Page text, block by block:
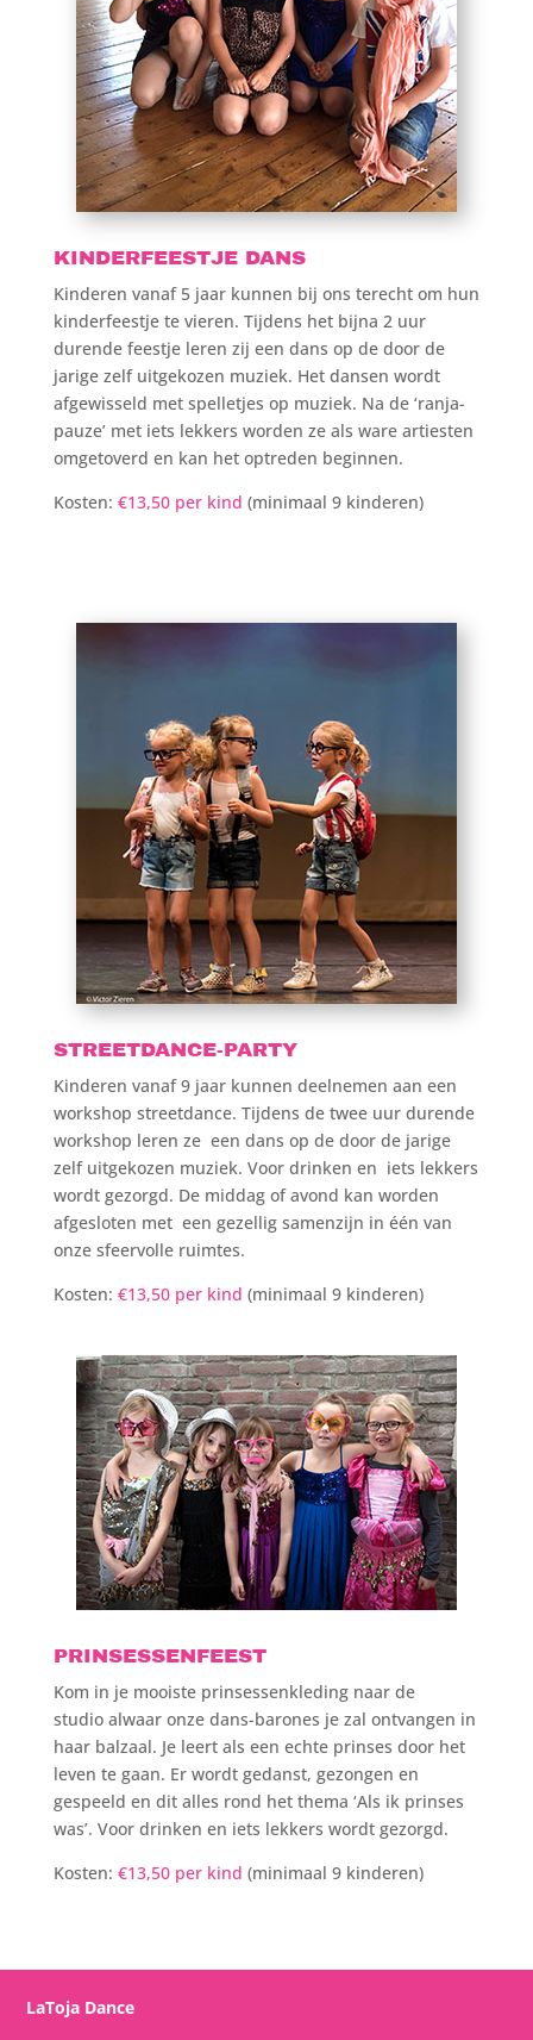
KINDERFEESTJE DANS
Kinderen vanaf 5 jaar kunnen bij ons terecht om hun
kinderfeestje te vieren. Tijdens het bijna 2 uur
durende feestje leren zij een dans op de door de
jarige zelf uitgekozen muziek. Het dansen wordt
afgewisseld met spelletjes op muziek. Na de ‘ranja-
pauze’ met iets lekkers worden ze als ware artiesten
omgetoverd en kan het optreden beginnen.
Kosten: €13,50 per kind (minimaal 9 kinderen)
STREETDANCE-PARTY
Kinderen vanaf 9 jaar kunnen deelnemen aan een
workshop streetdance. Tijdens de twee uur durende
workshop leren ze een dans op de door de jarige
zelf uitgekozen muziek. Voor drinken en iets lekkers
wordt gezorgd. De middag of avond kan worden
afgesloten met een gezellig samenzijn in één van
onze sfeervolle ruimtes.
Kosten: €13,50per kind (minimaal 9 kinderen)
PRINSESSENFEEST
Kom in je mooiste prinsessenkleding naar de
studio alwaar onze dans-barones je zal ontvangen in
haar balzaal. Je leert als een echte prinses door het
leven te gaan. Er wordt gedanst, gezongen en
gespeeld en dit alles rond het thema ‘Als ik prinses
was’. Voor drinken en iets lekkers wordt gezorgd.
Kosten: €13,50per kind (minimaal 9 kinderen)
LaToja Dance